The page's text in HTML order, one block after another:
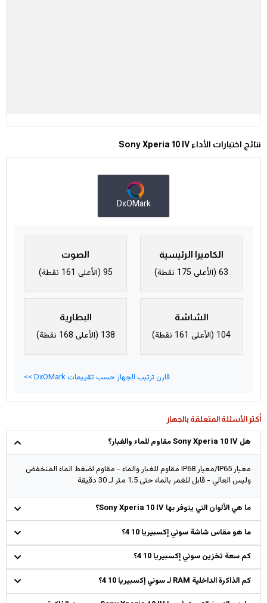
نتائج اختبارات الأداء Sony Xperia 10 IV
DxOMark
الكاميرا الرئيسية
63 (الأعلى 175 نقطة)
الصوت
95 (الأعلى 161 نقطة)
الشاشة
104 (الأعلى 161 نقطة)
البطارية
138 (الأعلى 168 نقطة)
قارن ترتيب الجهاز حسب تقييمات DxOMark >>
أكثر الأسئلة المتعلقة بالجهاز
هل Sony Xperia 10 IV مقاوم للماء والغبار؟
معيار IP65/معيار IP68 مقاوم للغبار والماء - مقاوم لضغط الماء المنخفض
وليس العالي - قابل للغمر بالماء حتى 1.5 متر لـ 30 دقيقة
ما هي الألوان التي يتوفر بها Sony Xperia 10 IV؟
ما هو مقاس شاشة سوني إكسبيريا 10 4؟
كم سعة تخزين سوني إكسبيريا 10 4؟
كم الذاكرة الداخلية RAM لـ سوني إكسبيريا 10 4؟